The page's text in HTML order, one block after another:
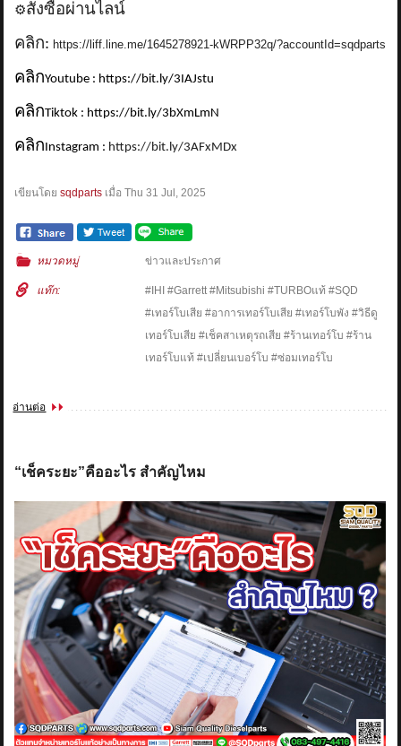
⚙️สั่งซื้อผ่านไลน์
คลิก: https://liff.line.me/1645278921-kWRPP32q/?accountId=sqdparts
คลิกYoutube : https://bit.ly/3IAJstu
คลิกTiktok : https://bit.ly/3bXmLmN
คลิก Instagram : https://bit.ly/3AFxMDx
เขียนโดยsqdparts เมื่อThu 31 Jul, 2025
หมวดหมู่ ข่าวและประกาศ
แท๊ก:
#IHI #Garrett #Mitsubishi #TURBOแท้ #SQD
#เทอร์โบเสีย #อาการเทอร์โบเสีย #เทอร์โบพัง #วิธีดู
เทอร์โบเสีย #เช็คสาเหตุรถเสีย #ร้านเทอร์โบ #ร้าน
เทอร์โบแท้ #เปลี่ยนเบอร์โบ #ซ่อมเทอร์โบ
อ่านต่อ
“เช็คระยะ”คืออะไร สำคัญไหม